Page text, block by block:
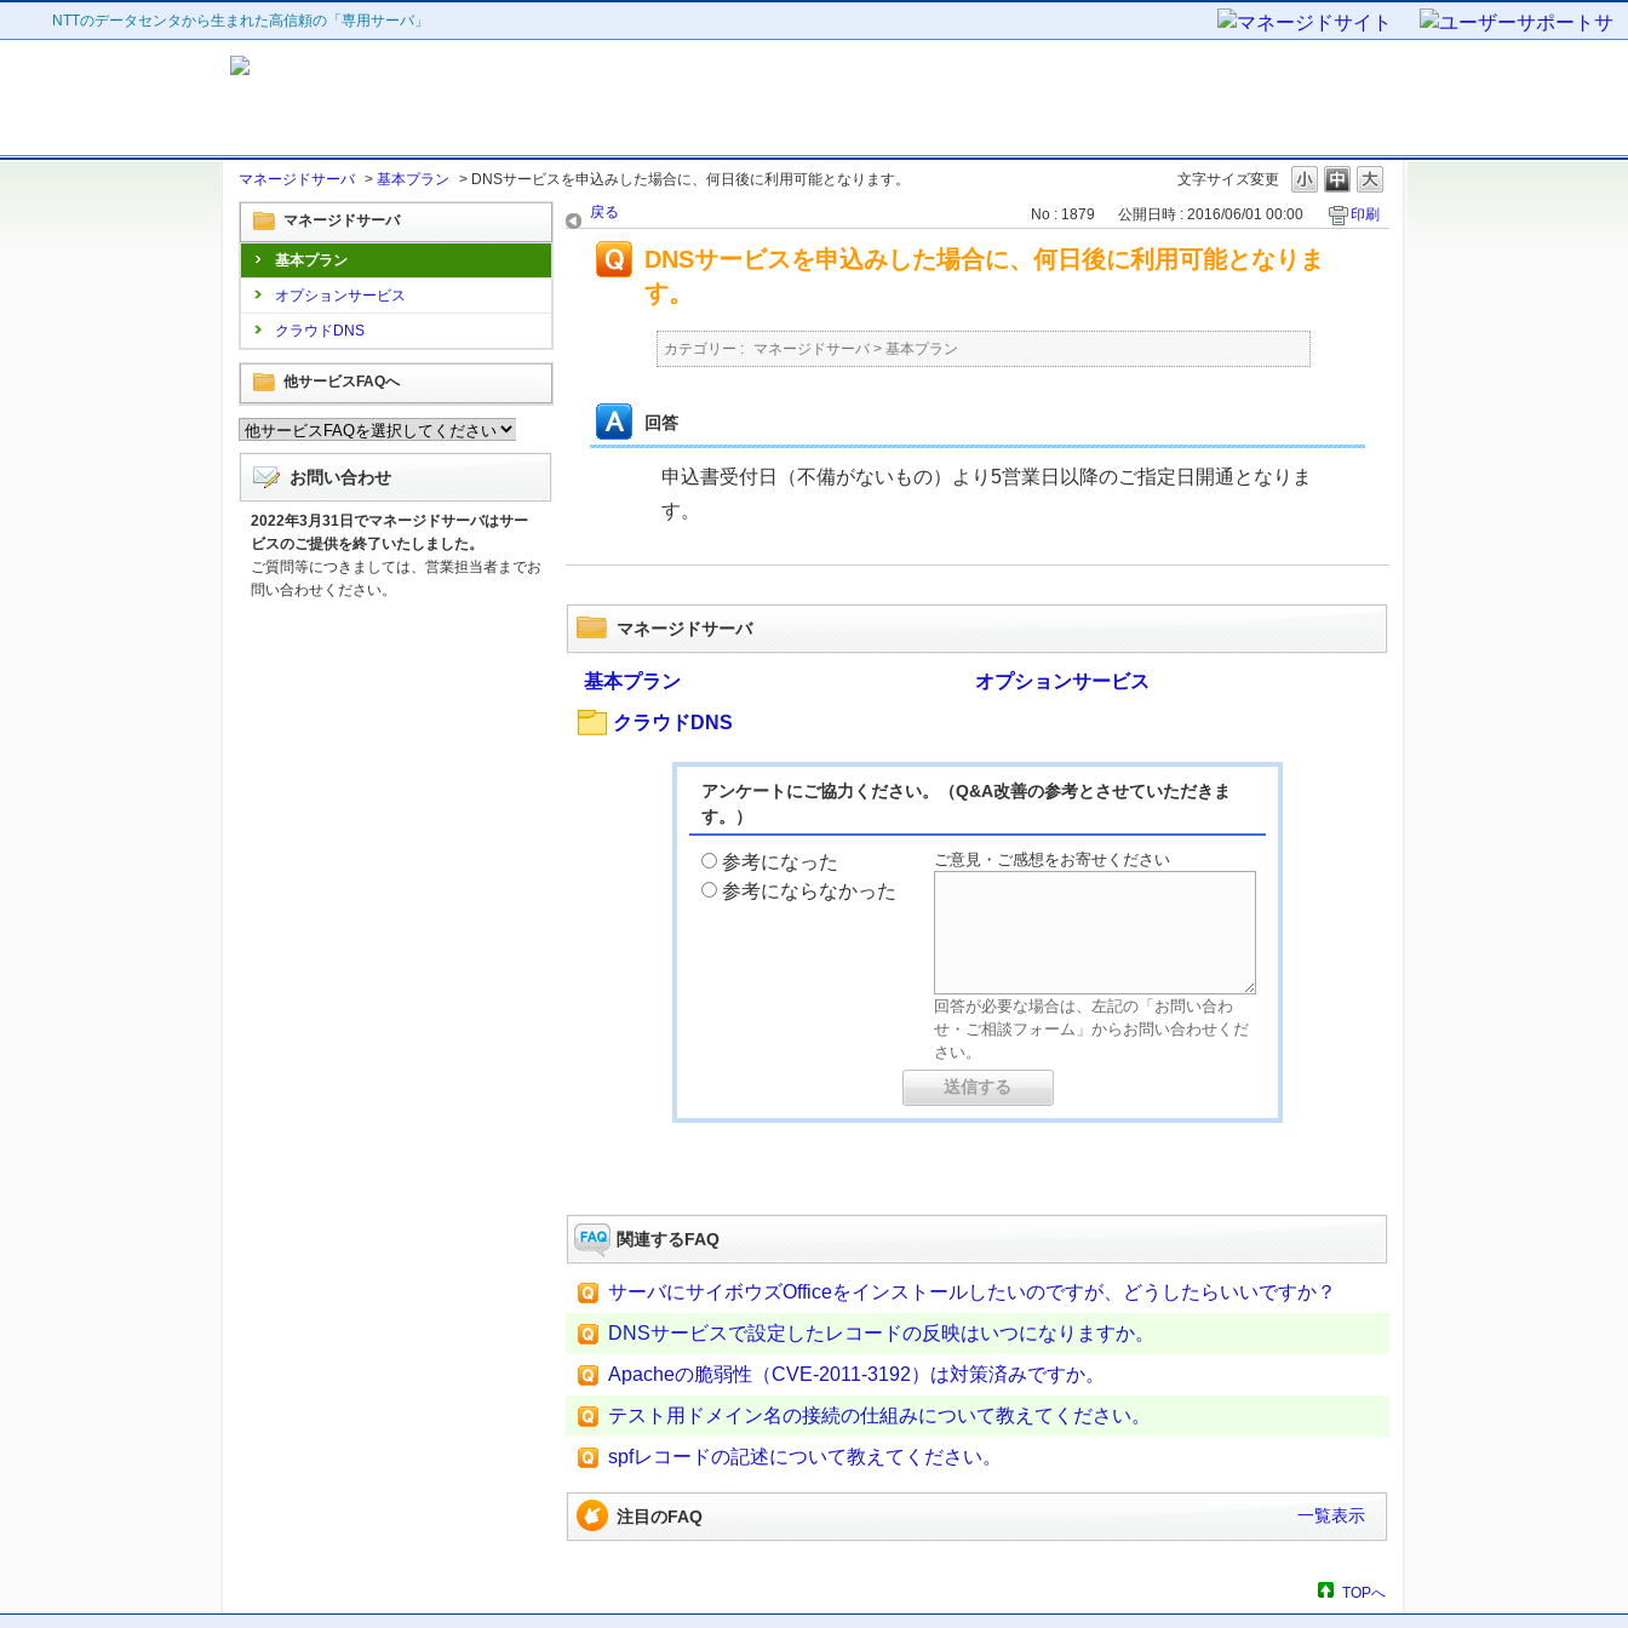
NTTのデータセンタから生まれた高信頼の「専用サーバ」
文字サイズ変更
マネージドサーバ > 基本プラン > DNSサービスを申込みした場合に、何日後に利用可能となります。
マネージドサーバ
基本プラン
オプションサービス
クラウドDNS
他サービスFAQへ
お問い合わせ
2022年3月31日でマネージドサーバはサー
ビスのご提供を終了いたしました。
ご質問等につきましては、営業担当者までお
問い合わせください。
戻る No : 1879 公開日時 : 2016/06/01 00:00 印刷
DNSサービスを申込みした場合に、何日後に利用可能となりま
す。
カテゴリー : マネージドサーバ > 基本プラン
回答
申込書受付日（不備がないもの）より5営業日以降のご指定日開通となりま
す。
マネージドサーバ
基本プラン
オプションサービス
クラウドDNS
アンケートにご協力ください。（Q&A改善の参考とさせていただきま
す。）
参考になった
参考にならなかった
ご意見・ご感想をお寄せください
回答が必要な場合は、左記の「お問い合わ
せ・ご相談フォーム」からお問い合わせくだ
さい。
関連するFAQ
サーバにサイボウズOfficeをインストールしたいのですが、どうしたらいいですか？
DNSサービスで設定したレコードの反映はいつになりますか。
Apacheの脆弱性（CVE-2011-3192）は対策済みですか。
テスト用ドメイン名の接続の仕組みについて教えてください。
spfレコードの記述について教えてください。
注目のFAQ 一覧表示
TOPへ